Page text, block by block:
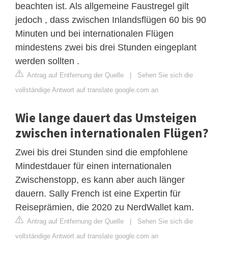
beachten ist. Als allgemeine Faustregel gilt
jedoch , dass zwischen Inlandsflügen 60 bis 90
Minuten und bei internationalen Flügen
mindestens zwei bis drei Stunden eingeplant
werden sollten .
Antrag auf Entfernung der Quelle | Sehen Sie sich die
vollständige Antwort auf translate.google.com an
Wie lange dauert das Umsteigen
zwischen internationalen Flügen?
Zwei bis drei Stunden sind die empfohlene
Mindestdauer für einen internationalen
Zwischenstopp, es kann aber auch länger
dauern. Sally French ist eine Expertin für
Reiseprämien, die 2020 zu NerdWallet kam.
Antrag auf Entfernung der Quelle | Sehen Sie sich die
vollständige Antwort auf translate.google.com an